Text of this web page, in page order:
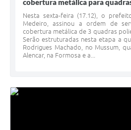
cobertura metálica para
Nesta sexta-feira (17.12), o
Medeiro, assinou a ordem de
cobertura metálica de 3 quadras
Serão estruturadas nesta etapa a
Rodrigues Machado, no Mussum,
Alencar, na Formosa e a...